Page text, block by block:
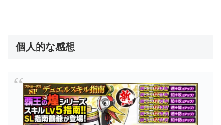
個人的な感想